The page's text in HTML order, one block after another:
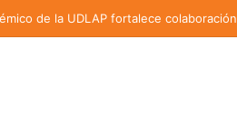
de la UDLAP fortalece